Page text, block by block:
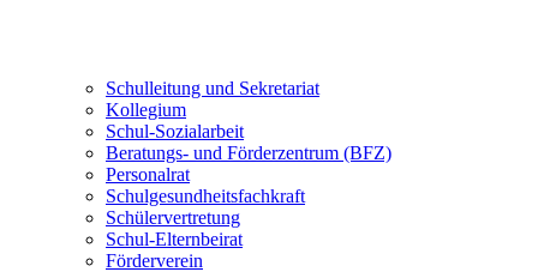
Schulleitung und Sekretariat
Kollegium
Schul-Sozialarbeit
Beratungs- und Förderzentrum (BFZ)
Personalrat
Schulgesundheitsfachkraft
Schülervertretung
Schul-Elternbeirat
Förderverein